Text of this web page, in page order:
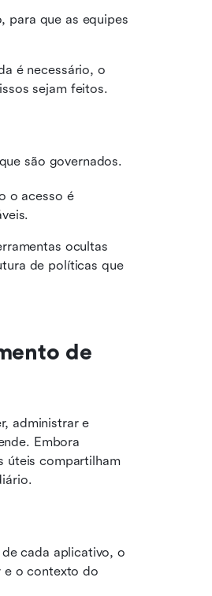
para que as equipes
é necessário, o
sejam feitos.
são governados.
o acesso é
ocultas
de políticas que
de
administrar e
Embora
úteis compartilham
cada aplicativo, o
e o contexto do